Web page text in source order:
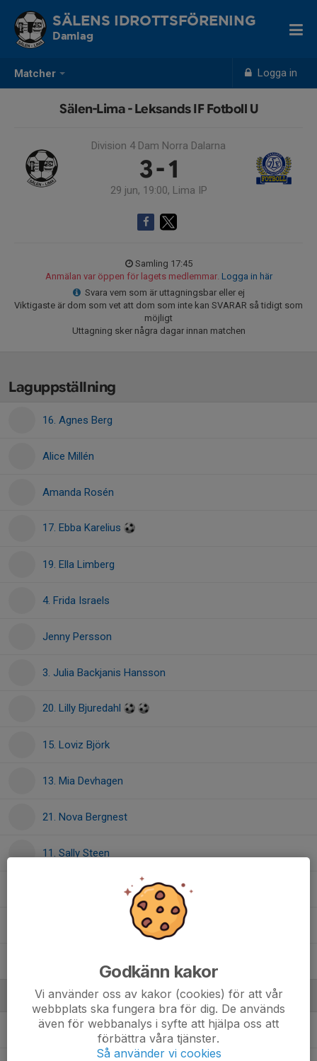
Matcher Logga in
SÄLENS IDROTTSFÖRENING
Damlag
Sälen-Lima - Leksands IF Fotboll U
Division 4 Dam Norra Dalarna
3 - 1
29 jun, 19:00, Lima IP
Samling 17:45
Anmälan var öppen för lagets medlemmar. Logga in här
Svara vem som är uttagningsbar eller ej
Viktigaste är dom som vet att dom som inte kan SVARAR så tidigt som
möjligt
Uttagning sker några dagar innan matchen
Laguppställning
16. Agnes Berg
Alice Millén
Amanda Rosén
17. Ebba Karelius
19. Ella Limberg
4. Frida Israels
Jenny Persson
3. Julia Backjanis Hansson
20. Lilly Bjuredahl
15. Loviz Björk
13. Mia Devhagen
21. Nova Bergnest
11. Sally Steen
18. Tyra Gunnarsson
Ledare
Albert SteenLagledare
Godkänn kakor
Vi använder oss av kakor (cookies) för att vår
webbplats ska fungera bra för dig. De används
även för webbanalys i syfte att hjälpa oss att
förbättra våra tjänster.
Så använder vi cookies